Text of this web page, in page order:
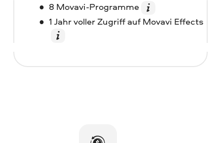
8 Movavi-Programme
1 Jahr voller Zugriff auf Movavi Effects